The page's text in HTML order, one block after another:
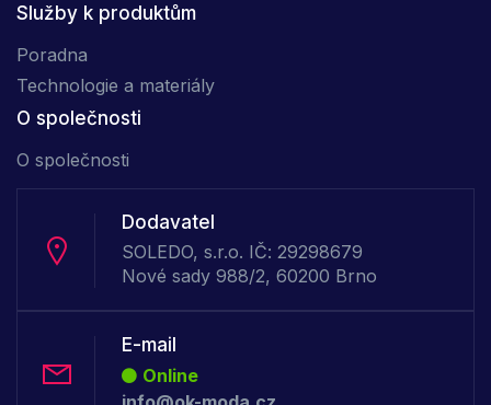
Služby k produktům
Poradna
Technologie a materiály
O společnosti
O společnosti
Dodavatel
SOLEDO, s.r.o. IČ: 29298679
Nové sady 988/2, 60200 Brno
E-mail
Online